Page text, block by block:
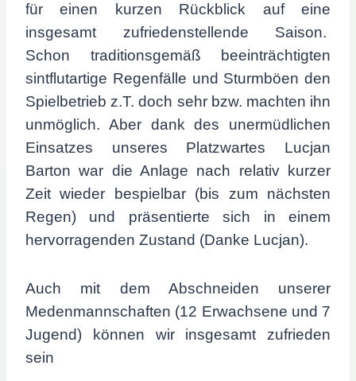
für einen kurzen Rückblick auf eine
insgesamt zufriedenstellende Saison.
Schon traditionsgemäß beeinträchtigten
sintflutartige Regenfälle und Sturmböen den
Spielbetrieb z.T. doch sehr bzw. machten ihn
unmöglich. Aber dank des unermüdlichen
Einsatzes unseres Platzwartes Lucjan
Barton war die Anlage nach relativ kurzer
Zeit wieder bespielbar (bis zum nächsten
Regen) und präsentierte sich in einem
hervorragenden Zustand (Danke Lucjan).
Auch mit dem Abschneiden unserer
Medenmannschaften (12 Erwachsene und 7
Jugend) können wir insgesamt zufrieden
sein